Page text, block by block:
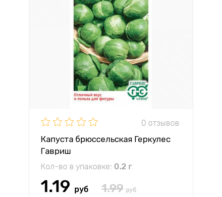
0 отзывов
Капуста брюссельская Геркулес
Гавриш
Кол-во в упаковке: 0.2 г
1.19 руб 1.99 руб